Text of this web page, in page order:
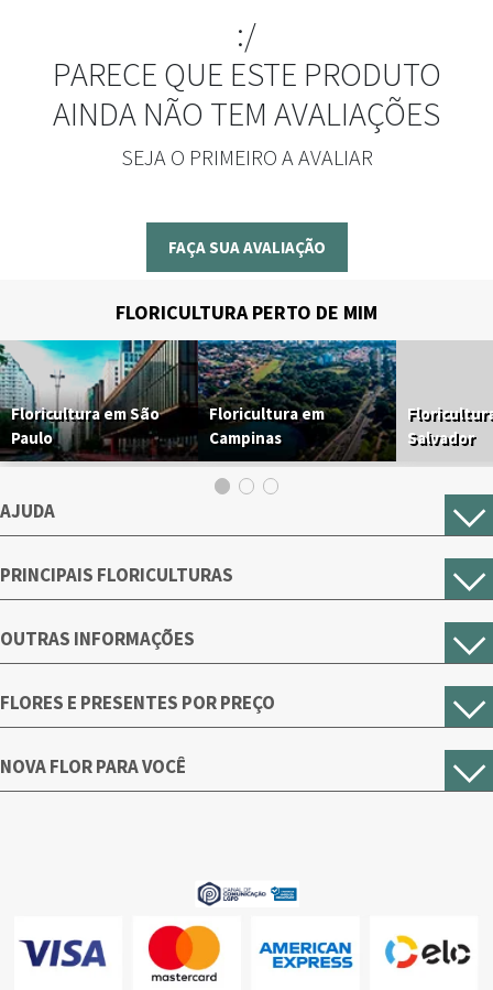
:/
PARECE QUE ESTE PRODUTO
AINDA NÃO TEM AVALIAÇÕES
SEJA O PRIMEIRO A AVALIAR
FAÇA SUA AVALIAÇÃO
FLORICULTURA PERTO DE MIM
Floricultura em São
Paulo
Floricultura em
Campinas
Salvador
AJUDA
PRINCIPAIS FLORICULTURAS
OUTRAS INFORMAÇÕES
FLORES E PRESENTES POR PREÇO
NOVA FLOR PARA VOCÊ